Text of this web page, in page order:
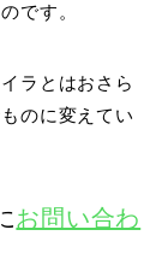
です。
ラとはおさら
のに変えてい
お問い合わ